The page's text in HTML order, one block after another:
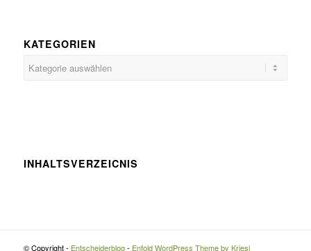
KATEGORIEN
INHALTSVERZEICNIS
© Copyright - Entscheiderblog- Enfold WordPress Theme by Kriesi